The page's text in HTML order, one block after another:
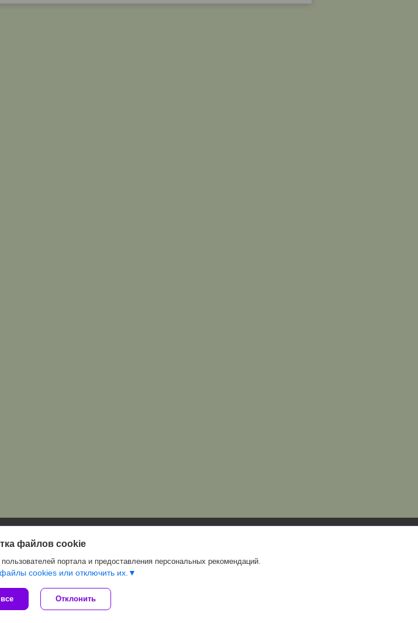
на платформе Deal.by
файлов cookies
файлов cookie
портала и предоставления персональных рекомендаций.
cookies или отключить их.
Отклонить
|
Пожаловаться на контент
Language ▼